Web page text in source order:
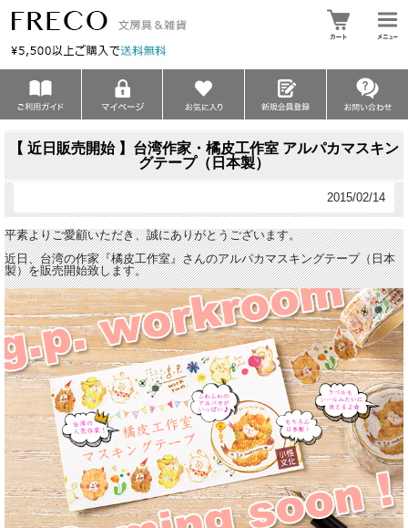
【 近日販売開始 】台湾作家・橘皮工作室 アルパカマスキン
グテープ（日本製）
2015/02/14
平素よりご愛顧いただき、誠にありがとうございます。
近日、台湾の作家『橘皮工作室』さんのアルパカマスキングテープ（日本
製）を販売開始致します。